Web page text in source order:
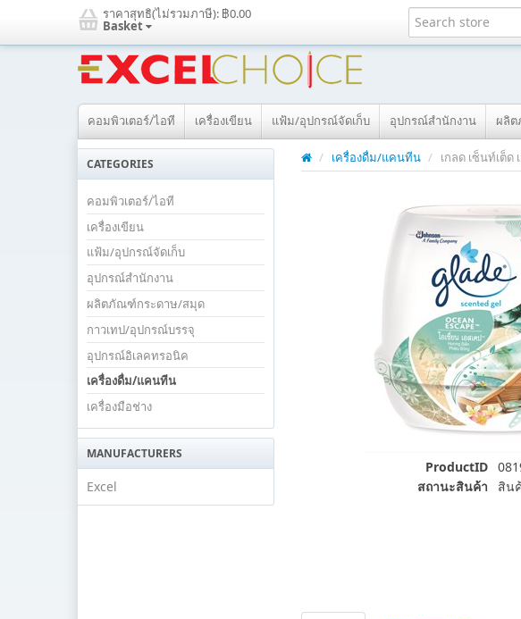
ราคาสุทธิ(ไม่รวมภาษี): ฿0.00
Basket
คอมพิวเตอร์/ไอที เครื่องเขียน แฟ้ม/อุปกรณ์จัดเก็บ อุปกรณ์สำนักงาน ผลิ
CATEGORIES
คอมพิวเตอร์/ไอที
เครื่องเขียน
แฟ้ม/อุปกรณ์จัดเก็บ
อุปกรณ์สำนักงาน
ผลิตภัณฑ์กระดาษ/สมุด
กาวเทป/อุปกรณ์บรรจุ
อุปกรณ์อิเลคทรอนิค
เครื่องดื่ม/แคนทีน
เครื่องมือช่าง
MANUFACTURERS
Excel
/ เครื่องดื่ม/แคนทีน / เกลด เซ็นท์เต็ด
ProductID
สถานะสินค้า
สิน